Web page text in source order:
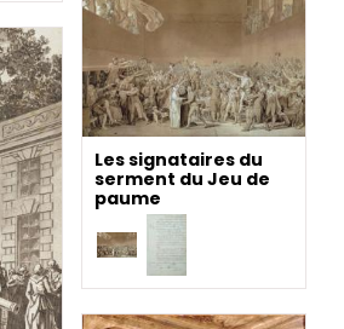
Les signataires du
serment du Jeu de
paume